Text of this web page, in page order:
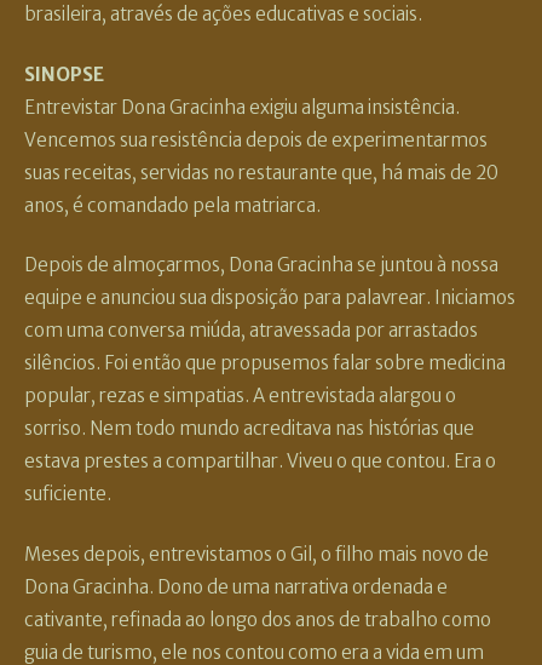
brasileira, através de ações educativas e sociais.
SINOPSE
Entrevistar Dona Gracinha exigiu alguma insistência.
Vencemos sua resistência depois de experimentarmos
suas receitas, servidas no restaurante que, há mais de 20
anos, é comandado pela matriarca.
Depois de almoçarmos, Dona Gracinha se juntou à nossa
equipe e anunciou sua disposição para palavrear. Iniciamos
com uma conversa miúda, atravessada por arrastados
silêncios. Foi então que propusemos falar sobre medicina
popular, rezas e simpatias. A entrevistada alargou o
sorriso. Nem todo mundo acreditava nas histórias que
estava prestes a compartilhar. Viveu o que contou. Era o
suficiente.
Meses depois, entrevistamos o Gil, o filho mais novo de
Dona Gracinha. Dono de uma narrativa ordenada e
cativante, refinada ao longo dos anos de trabalho como
guia de turismo, ele nos contou como era a vida em um